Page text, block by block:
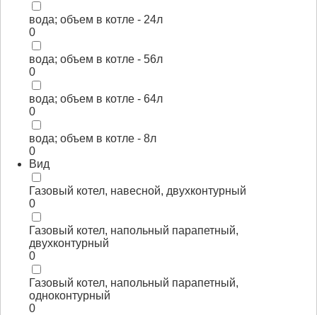
вода; объем в котле - 24л
0
вода; объем в котле - 56л
0
вода; объем в котле - 64л
0
вода; объем в котле - 8л
0
Вид
Газовый котел, навесной, двухконтурный
0
Газовый котел, напольный парапетный,
двухконтурный
0
Газовый котел, напольный парапетный,
одноконтурный
0